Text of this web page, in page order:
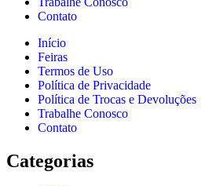
Contato
Início
Feiras
Termos de Uso
Política de Privacidade
Política de Trocas e Devoluções
Trabalhe Conosco
Contato
Categorias